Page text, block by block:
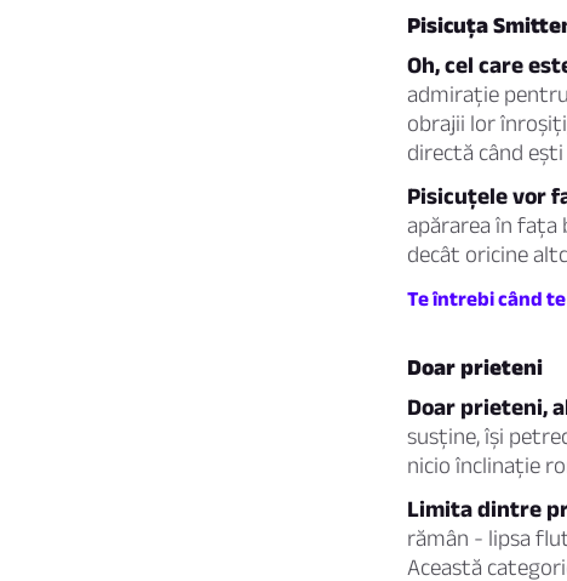
Pisicuța
Oh, cel care
admirație
obrajii lor
directă când
Pisicuțele vor
apărarea în fața
decât oricine
Te întrebi când
Doar prieteni
Doar prieteni,
susține, își
nicio înclinație
Limita dintre
rămân - lipsa
Această